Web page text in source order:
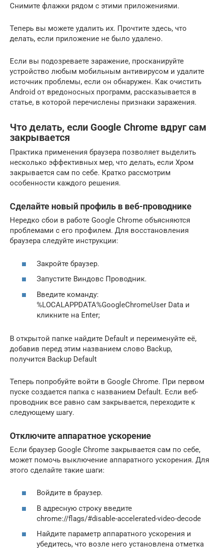
Снимите флажки рядом с этими приложениями.
Теперь вы можете удалить их. Прочтите здесь, что
делать, если приложение не было удалено.
Если вы подозреваете заражение, просканируйте
устройство любым мобильным антивирусом и удалите
источник проблемы, если он обнаружен. Как очистить
Android от вредоносных программ, рассказывается в
статье, в которой перечислены признаки заражения.
Что делать, если Google Chrome вдруг сам
закрывается
Практика применения браузера позволяет выделить
несколько эффективных мер, что делать, если Хром
закрывается сам по себе. Кратко рассмотрим
особенности каждого решения.
Сделайте новый профиль в веб-проводнике
Нередко сбои в работе Google Chrome объясняются
проблемами с его профилем. Для восстановления
браузера следуйте инструкции:
Закройте браузер.
Запустите Виндовс Проводник.
Введите команду:
%LOCALAPPDATA%GoogleChromeUser Data и
кликните на Enter;
В открытой папке найдите Default и переименуйте её,
добавив перед этим названием слово Backup,
получится Backup Default
Теперь попробуйте войти в Google Chrome. При первом
пуске создается папка с названием Default. Если веб-
проводник все равно сам закрывается, переходите к
следующему шагу.
Отключите аппаратное ускорение
Если браузер Google Chrome закрывается сам по себе,
может помочь выключение аппаратного ускорения. Для
этого сделайте такие шаги:
Войдите в браузер.
В адресную строку введите
chrome://flags/#disable-accelerated-video-decode
Найдите параметр аппаратного ускорения и
убедитесь, что возле него установлена отметка